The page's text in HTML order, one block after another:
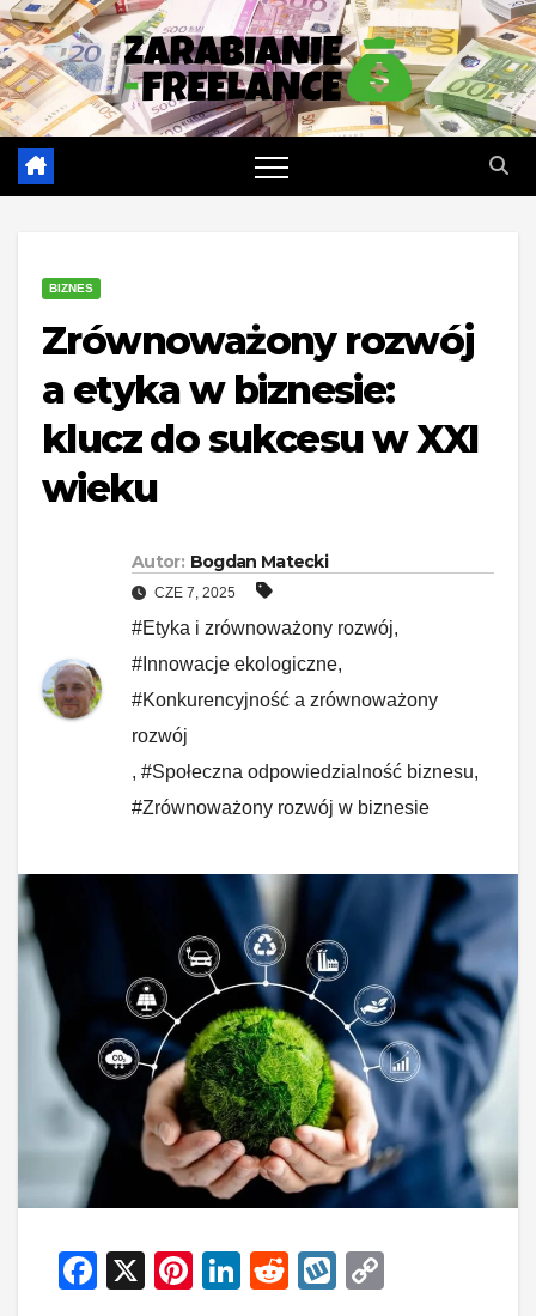
Skip
to
content
BIZNES
Zrównoważony rozwój
a etyka w biznesie:
klucz do sukcesu w XXI
wieku
Autor: Bogdan Matecki
CZE 7, 2025
#Etyka i zrównoważony rozwój,
#Innowacje ekologiczne,
#Konkurencyjność a zrównoważony
rozwój
, #Społeczna odpowiedzialność biznesu,
#Zrównoważony rozwój w biznesie
F
X
Pi
Li
R
W